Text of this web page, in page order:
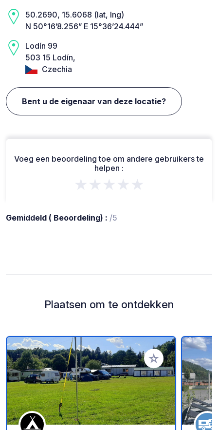
50.2690, 15.6068 (lat, lng)
N 50°16’8.256” E 15°36’24.444”
Lodín 99
503 15 Lodín,
Czechia
Bent u de eigenaar van deze locatie?
Voeg een beoordeling toe om andere gebruikers te
helpen :
★★★★★
Gemiddeld ( Beoordeling) : /5
Plaatsen om te ontdekken
Voeg toe aan je